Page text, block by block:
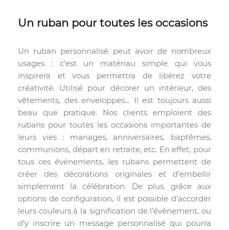
Un ruban pour toutes les occasions
Un ruban personnalisé peut avoir de nombreux
usages : c’est un matériau simple qui vous
inspirera et vous permettra de libérez votre
créativité. Utilisé pour décorer un intérieur, des
vêtements, des enveloppes… Il est toujours aussi
beau que pratique. Nos clients emploient des
rubans pour toutes les occasions importantes de
leurs vies : mariages, anniversaires, baptêmes,
communions, départ en retraite, etc. En effet, pour
tous ces événements, les rubans permettent de
créer des décorations originales et d’embellir
simplement la célébration. De plus, grâce aux
options de configuration, il est possible d’accorder
leurs couleurs à la signification de l’événement, ou
d’y inscrire un message personnalisé qui pourra